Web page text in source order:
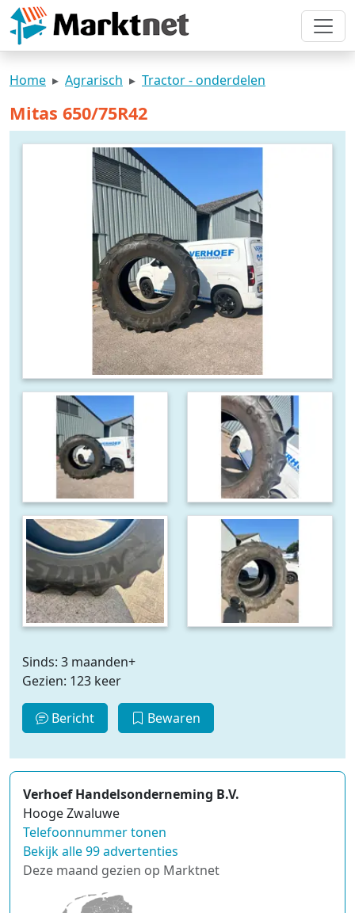
Home Agrarisch Tractor - onderdelen
Mitas 650/75R42
Sinds: 3 maanden+
Gezien: 123 keer
Bericht Bewaren
Verhoef Handelsonderneming B.V.
Hooge Zwaluwe
Telefoonnummer tonen
Bekijk alle 99 advertenties
Deze maand gezien op Marktnet